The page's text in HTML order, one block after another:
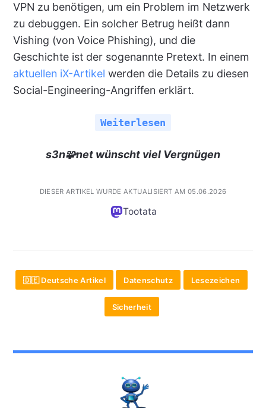
VPN zu benötigen, um ein Problem im Netzwerk
zu debuggen. Ein solcher Betrug heißt dann
Vishing (von Voice Phishing), und die
Geschichte ist der sogenannte Pretext. In einem
aktuellen iX-Artikel werden die Details zu diesen
Social-Engineering-Angriffen erklärt.
Weiterlesen
s3n🧩net wünscht viel Vergnügen
DIESER ARTIKEL WURDE AKTUALISIERT AM 05.06.2026
Tootata
🇩🇪 Deutsche Artikel Datenschutz Lesezeichen
Sicherheit